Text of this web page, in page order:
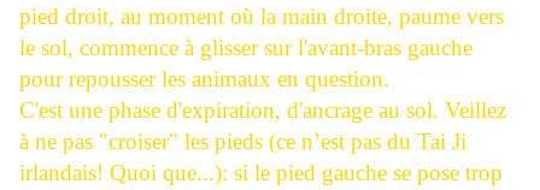
pied droit, au moment où la main droite, paume vers
le sol, commence à glisser sur l'avant-bras gauche
pour repousser les animaux en question.
C'est une phase d'expiration, d'ancrage au sol. Veillez
à ne pas "croiser" les pieds (ce n’est pas du Tai Ji
irlandais! Quoi que...): si le pied gauche se pose trop